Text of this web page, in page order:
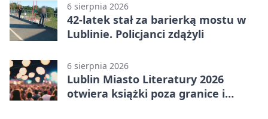
6 sierpnia 2026
42-latek stał za barierką mostu w
Lublinie. Policjanci zdążyli
6 sierpnia 2026
Lublin Miasto Literatury 2026
otwiera książki poza granice i